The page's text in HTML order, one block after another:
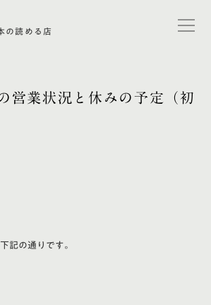
の読める店
営業状況と休みの予定（初
記の通りです。